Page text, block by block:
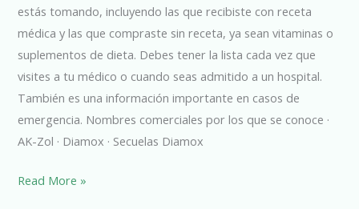
estás tomando, incluyendo las que recibiste con receta
médica y las que compraste sin receta, ya sean vitaminas o
suplementos de dieta. Debes tener la lista cada vez que
visites a tu médico o cuando seas admitido a un hospital.
También es una información importante en casos de
emergencia. Nombres comerciales por los que se conoce ·
AK-Zol · Diamox · Secuelas Diamox
Read More »